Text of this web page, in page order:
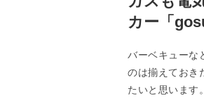
カー「
バーベキューな
のは揃えておき
たいと思います。